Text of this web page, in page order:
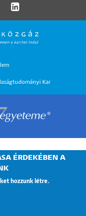
Kar
ÉRDEKÉBEN A
hozzunk létre.